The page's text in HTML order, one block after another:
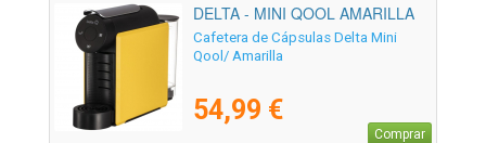
DELTA - MINI QOOL AMARILLA
Cafetera de Cápsulas Delta Mini
Qool/ Amarilla
54,99 €
Comprar